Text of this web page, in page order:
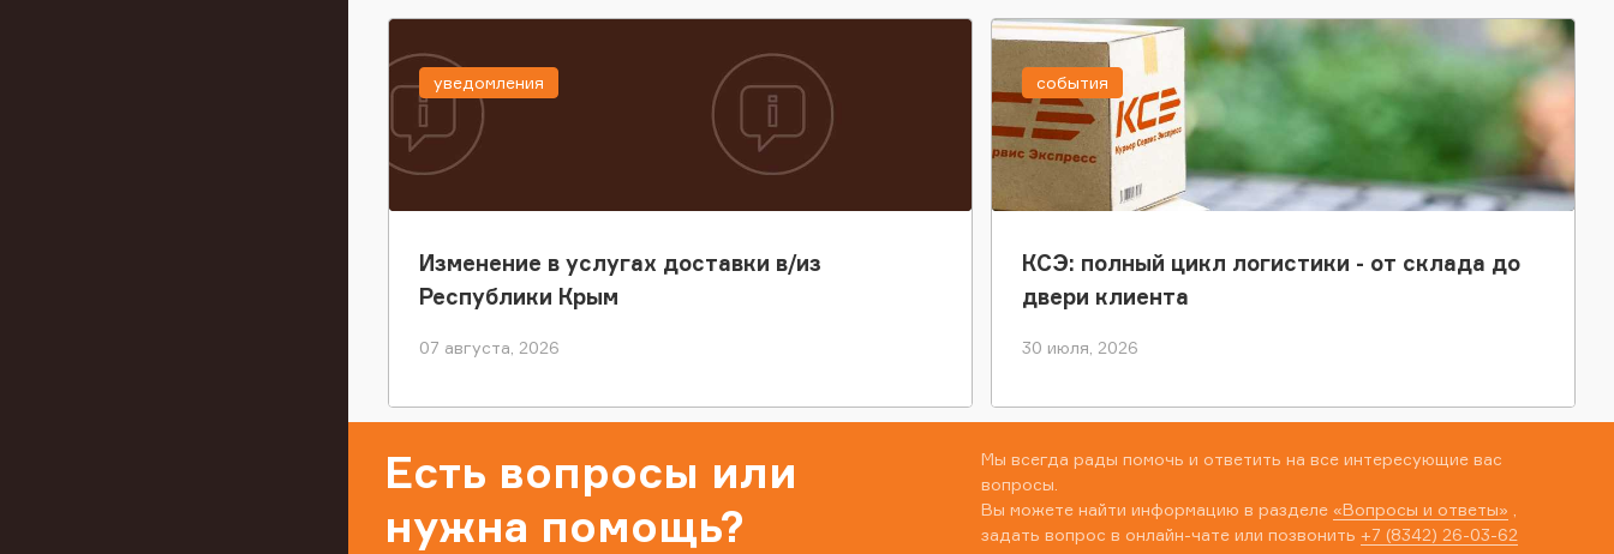
Изменение в услугах доставки в/из
Республики Крым
07 августа, 2026
уведомления
КСЭ: полный цикл логистики - от склада до
двери клиента
30 июля, 2026
события
Есть вопросы или
нужна помощь?
Мы всегда рады помочь и ответить на все интересующие вас
вопросы.
Вы можете найти информацию в разделе «Вопросы и ответы»
задать вопрос в онлайн-чате или позвонить +7 (8342) 26-03-62